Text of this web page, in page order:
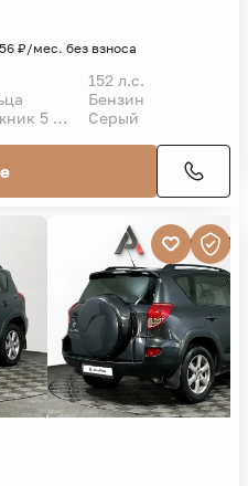
₽/мес. без взноса
152 л.с.
Бензин
Внедорожник 5 дв. Серый